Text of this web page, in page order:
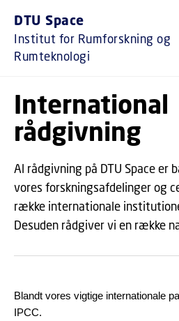
DTU Space
Institut for Rumforskning og
Rumteknologi
International
rådgivning
Al rådgivning på DTU Space er
vores forskningsafdelinger og
række internationale
Desuden rådgiver vi en række
Blandt vores vigtige internationale
IPCC.